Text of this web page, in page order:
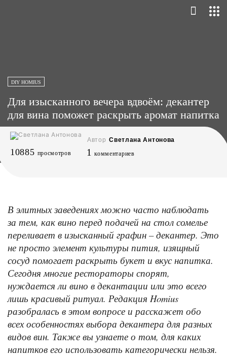
DIY HOMIUS
Для изысканного вечера вдвоём: декантер
для вина поможет раскрыть аромат напитка
Автор Светлана Антонова
10885 просмотров 1 комментариев
В элитных заведениях можно часто наблюдать
за тем, как вино перед подачей на стол сомелье
переливает в изысканный графин – декантер. Это
не просто элемент культуры пития, изящный
сосуд помогает раскрыть букет и вкус напитка.
Сегодня многие рестораторы спорят,
нуждается ли вино в декантации или это всего
лишь красивый ритуал. Редакция Homius
разобралась в этом вопросе и расскажет обо
всех особенностях выбора декантера для разных
видов вин. Также вы узнаете о том, для каких
напитков его использовать категорически нельзя.